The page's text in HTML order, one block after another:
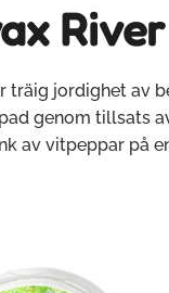
träig jordighet av
genom tillsats
av vitpeppar på